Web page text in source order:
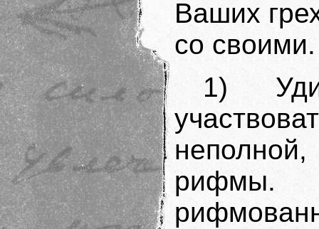
Ваших
со своими.
1)
рифмы.